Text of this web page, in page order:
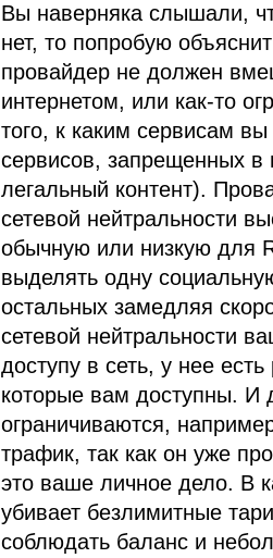
Вы наверняка слышали,
нет, то попробую
провайдер не должен
интернетом, или как-то
того, к каким сервисам
сервисов, запрещенных в
легальный контент).
сетевой нейтральности
обычную или низкую для
выделять одну
остальных замедляя
сетевой нейтральности
доступу в сеть, у нее
которые вам доступны. И
ограничиваются,
трафик, так как он уже
это ваше личное дело. В
убивает безлимитные
соблюдать баланс и